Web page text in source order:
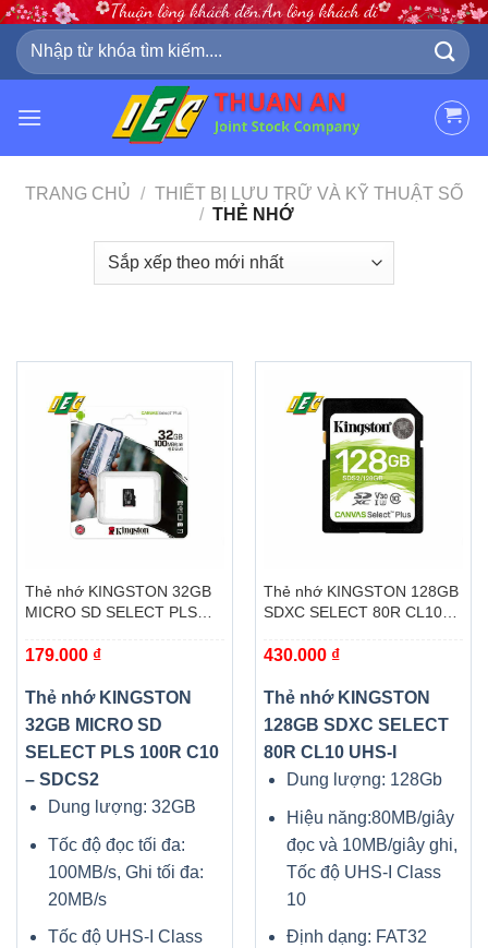
Skip
content
Tìm
kiếm:
TRANG CHỦ / THIẾT BỊ LƯU TRỮ VÀ KỸ THUẬT SỐ
/ THẺ NHỚ
Thẻ nhớ KINGSTON 32GB
MICRO SD SELECT PLS
179.000 ₫
Thẻ nhớ KINGSTON
32GB MICRO SD
SELECT PLS 100R C10
– SDCS2
Dung lượng: 32GB
Tốc độ đọc tối đa:
100MB/s, Ghi tối đa:
20MB/s
Tốc độ UHS-I Class
Thẻ nhớ KINGSTON 128GB
SDXC SELECT 80R CL10
430.000 ₫
Thẻ nhớ KINGSTON
128GB SDXC SELECT
80R CL10 UHS-I
Dung lượng: 128Gb
Hiệu năng:80MB/giây
đọc và 10MB/giây ghi,
Tốc độ UHS-I Class
10
Định dạng: FAT32